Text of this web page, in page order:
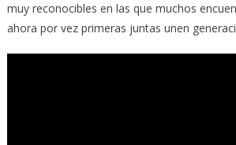
muy reconocibles en las que muchos
ahora por vez primeras juntas unen